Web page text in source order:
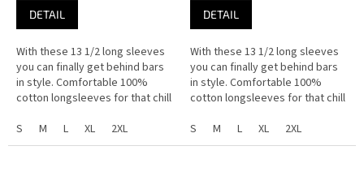
DETAIL
With these 13 1/2 long sleeves
you can finally get behind bars
in style. Comfortable 100%
cotton longsleeves for that chill
Not to be mistaken with...
S M L XL 2XL
DETAIL
With these 13 1/2 long sleeves
you can finally get behind bars
in style. Comfortable 100%
cotton longsleeves for that chill
Not to be mistaken with...
S M L XL 2XL